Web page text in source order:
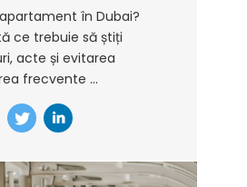
în Dubai?
ce trebuie să știți
acte și evitarea
frecvente ...